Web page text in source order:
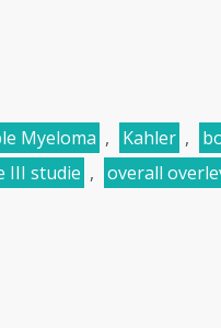
Myeloma , Kahler ,
III studie , overall